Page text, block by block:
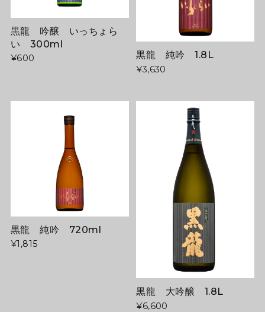
黒龍 吟醸 いっちょら
い 300ml
¥600 黒龍 純吟 1.8L
¥3,630
黒龍 純吟 720ml
¥1,815
黒龍 大吟醸 1.8L
¥6,600